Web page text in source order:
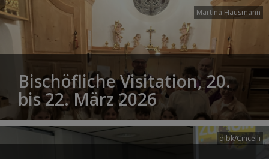
Martina Hausmann
Bischöfliche Visitation, 20.
bis 22. März 2026
dibk/Cincelli